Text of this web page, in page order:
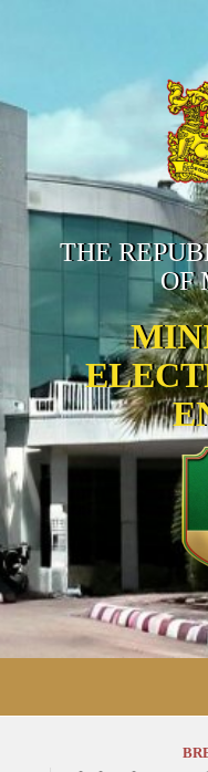
THE
OF